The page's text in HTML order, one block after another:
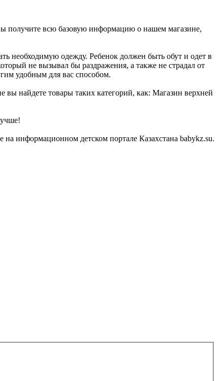
получите всю базовую информацию о нашем магазине,
необходимую одежду. Ребенок должен быть обут и одет в
не вызывал бы раздражения, а также не страдал от
удобным для вас способом.
найдете товары таких категорий, как: Магазин верхней
информационном детском портале Казахстана babykz.su.